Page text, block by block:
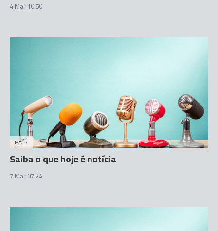
4 Mar 10:50
PAÍS
Saiba o que hoje é notícia
7 Mar 07:24